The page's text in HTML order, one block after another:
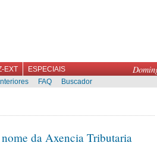
EXT
ESPECIAIS
FAQ Buscador
da Axencia Tributaria